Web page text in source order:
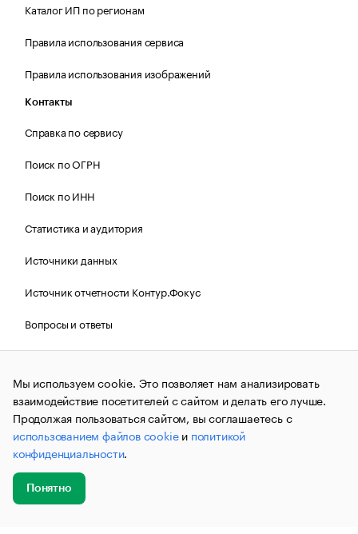
Каталог ИП по регионам
Правила использования сервиса
Правила использования изображений
Контакты
Справка по сервису
Поиск по ОГРН
Поиск по ИНН
Статистика и аудитория
Источники данных
Источник отчетности Контур.Фокус
Вопросы и ответы
Политика Cookies РБК
Контактная информация
Редакция
Рассылка РБК Новости
Информация об ограничениях
Мы используем cookie. Это позволяет нам анализировать
взаимодействие посетителей с сайтом и делать его лучше.
Продолжая пользоваться сайтом, вы соглашаетесь с
использованием файлов cookieи политикой
конфиденциальности.
Понятно